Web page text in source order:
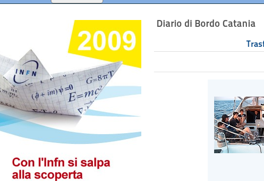
Diario di Bordo Catania